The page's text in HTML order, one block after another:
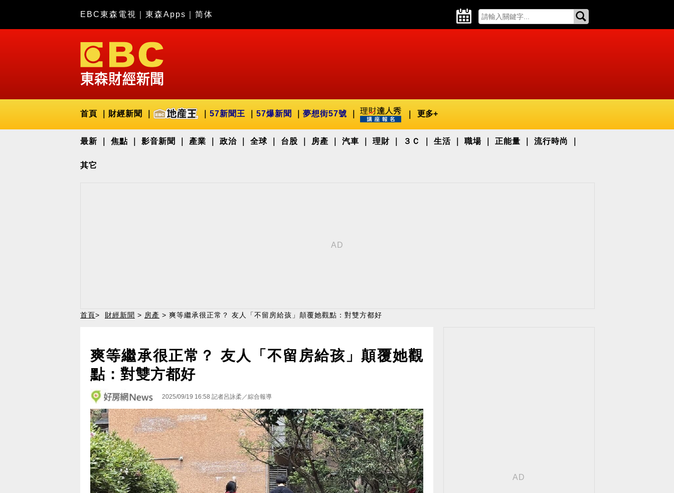
EBC東森電視 東森Apps 简体
首頁 財經新聞 57新聞王 57爆新聞 夢想街57號 更多+
最新 焦點 影音新聞 產業 政治 全球 台股 房產 汽車 理財 ３Ｃ 生活 職場 正能量 流行時尚
其它
首頁> 財經新聞 > 房產 > 爽等繼承很正常？ 友人「不留房給孩」顛覆她觀點：對雙方都好
爽等繼承很正常？ 友人「不留房給孩」顛覆她觀
點：對雙方都好
2025/09/19 16:58 記者呂詠柔／綜合報導